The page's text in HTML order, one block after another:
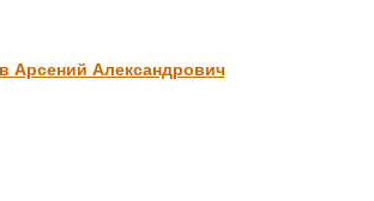
Арсений Александрович